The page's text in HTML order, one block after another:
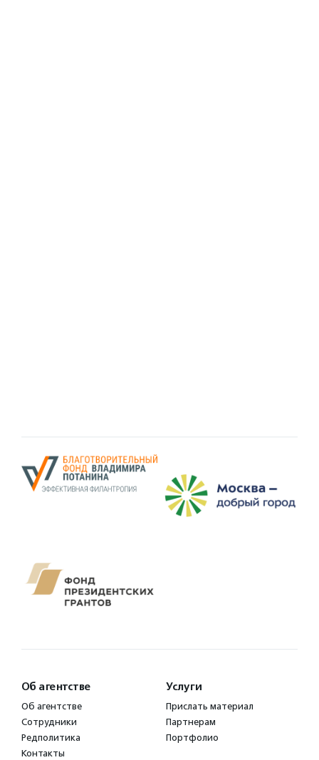
Об агентстве
Об агентстве
Сотрудники
Редполитика
Контакты
Услуги
Прислать материал
Партнерам
Портфолио